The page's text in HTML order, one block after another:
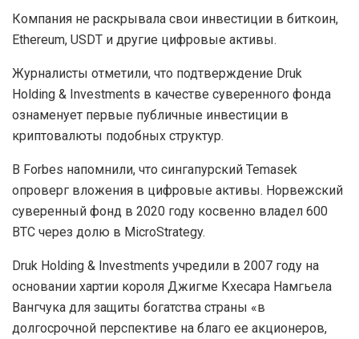
Компания не раскрывала свои инвестиции в биткоин,
Ethereum, USDT и другие цифровые активы.
Журналисты отметили, что подтверждение Druk
Holding & Investments в качестве суверенного фонда
ознаменует первые публичные инвестиции в
криптовалюты подобных структур.
В Forbes напомнили, что сингапурский Temasek
опроверг вложения в цифровые активы. Норвежский
суверенный фонд в 2020 году косвенно владел 600
BTC через долю в MicroStrategy.
Druk Holding & Investments учредили в 2007 году на
основании хартии короля Джигме Кхесара Намгьела
Вангчука для защиты богатства страны «в
долгосрочной перспективе на благо ее акционеров,